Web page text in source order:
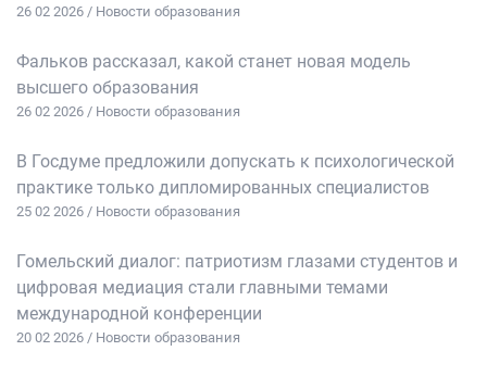
26 02 2026 / Новости образования
Фальков рассказал, какой станет новая модель
высшего образования
26 02 2026 / Новости образования
В Госдуме предложили допускать к психологической
практике только дипломированных специалистов
25 02 2026 / Новости образования
Гомельский диалог: патриотизм глазами студентов и
цифровая медиация стали главными темами
международной конференции
20 02 2026 / Новости образования